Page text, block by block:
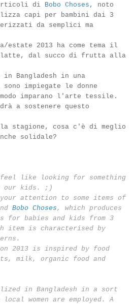
articoli di
Bobo Choses , noto
capi per bambini dai 3
da semplici ma
estate 2013 ha come tema il
dal succo di frutta alla
Bangladesh in una
impiegate le donne
imparano l'arte tessile.
a sostenere questo
stagione, cosa c'è di meglio
solidale?
like looking for something
our kids. ;)
attention to some items of
Bobo Choses, which produces
for babies and kids from 3
item is characterised by
2013 is inspired by food
milk, organic food and
in Bangladesh in a sort
women are employed. A